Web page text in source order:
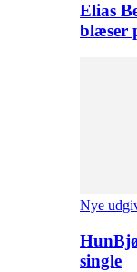
Elias
blæser
Nye
single